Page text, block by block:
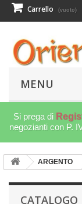
Carrello (vuoto)
MENU
Si prega di
negozianti con P.
ARGENTO
CATALOGO